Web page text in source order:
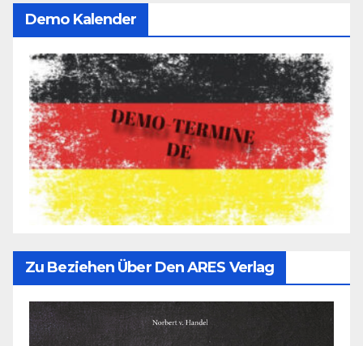
Demo Kalender
Zu Beziehen Über Den ARES Verlag